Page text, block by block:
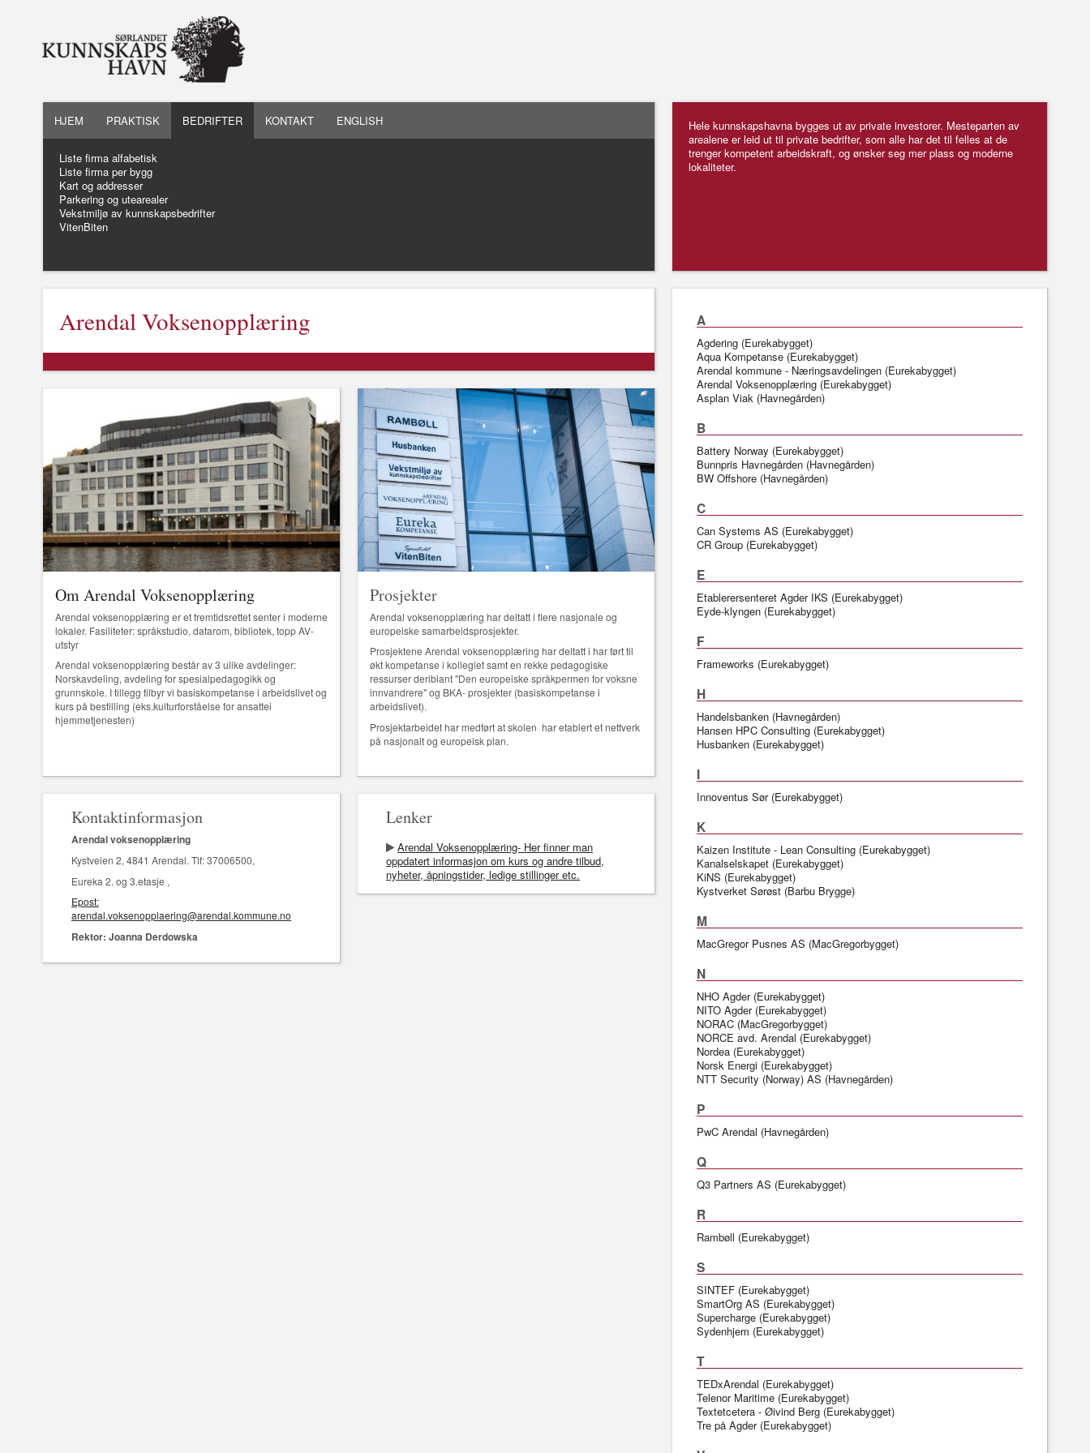
HJEM PRAKTISK BEDRIFTER KONTAKT ENGLISH
Liste firma alfabetisk
Liste firma per bygg
Kart og addresser
Parkering og utearealer
Vekstmiljø av kunnskapsbedrifter
VitenBiten
Hele kunnskapshavna bygges ut av private investorer. Mesteparten av
arealene er leid ut til private bedrifter, som alle har det til felles at de
trenger kompetent arbeidskraft, og ønsker seg mer plass og moderne
lokaliteter.
Arendal Voksenopplæring
Om Arendal Voksenopplæring
Arendal voksenopplæring er et fremtidsrettet senter i moderne
lokaler. Fasiliteter: språkstudio, datarom, bibliotek, topp AV-
utstyr
Arendal voksenopplæring består av 3 ulike avdelinger:
Norskavdeling, avdeling for spesialpedagogikk og
grunnskole. I tillegg tilbyr vi basiskompetanse i arbeidslivet og
kurs på bestilling (eks.kulturforståelse for ansattei
hjemmetjenesten)
Prosjekter
Arendal voksenopplæring har deltatt i flere nasjonale og
europeiske samarbeidsprosjekter.
Prosjektene Arendal voksenopplæring har deltatt i har ført til
økt kompetanse i kollegiet samt en rekke pedagogiske
ressurser deriblant "Den europeiske språkpermen for voksne
innvandrere" og BKA- prosjekter (basiskompetanse i
arbeidslivet).
Prosjektarbeidet har medført at skolen har etablert et nettverk
på nasjonalt og europeisk plan.
Kontaktinformasjon
Arendal voksenopplæring
Kystveien 2, 4841 Arendal. Tlf: 37006500,
Eureka 2. og 3.etasje ,
Epost:
arendal.voksenopplaering@arendal.kommune.no
Rektor: Joanna Derdowska
Lenker
Arendal Voksenopplæring- Her finner man
oppdatert informasjon om kurs og andre tilbud,
nyheter, åpningstider, ledige stillinger etc.
A
Agdering (Eurekabygget)
Aqua Kompetanse (Eurekabygget)
Arendal kommune - Næringsavdelingen (Eurekabygget)
Arendal Voksenopplæring (Eurekabygget)
Asplan Viak (Havnegården)
B
Battery Norway (Eurekabygget)
Bunnpris Havnegården (Havnegården)
BW Offshore (Havnegården)
C
Can Systems AS (Eurekabygget)
CR Group (Eurekabygget)
E
Etablerersenteret Agder IKS (Eurekabygget)
Eyde-klyngen (Eurekabygget)
F
Frameworks (Eurekabygget)
H
Handelsbanken (Havnegården)
Hansen HPC Consulting (Eurekabygget)
Husbanken (Eurekabygget)
I
Innoventus Sør (Eurekabygget)
K
Kaizen Institute - Lean Consulting (Eurekabygget)
Kanalselskapet (Eurekabygget)
KiNS (Eurekabygget)
Kystverket Sørøst (Barbu Brygge)
M
MacGregor Pusnes AS (MacGregorbygget)
N
NHO Agder (Eurekabygget)
NITO Agder (Eurekabygget)
NORAC (MacGregorbygget)
NORCE avd. Arendal (Eurekabygget)
Nordea (Eurekabygget)
Norsk Energi (Eurekabygget)
NTT Security (Norway) AS (Havnegården)
P
PwC Arendal (Havnegården)
Q
Q3 Partners AS (Eurekabygget)
R
Rambøll (Eurekabygget)
S
SINTEF (Eurekabygget)
SmartOrg AS (Eurekabygget)
Supercharge (Eurekabygget)
Sydenhjem (Eurekabygget)
T
TEDxArendal (Eurekabygget)
Telenor Maritime (Eurekabygget)
Textetcetera - Øivind Berg (Eurekabygget)
Tre på Agder (Eurekabygget)